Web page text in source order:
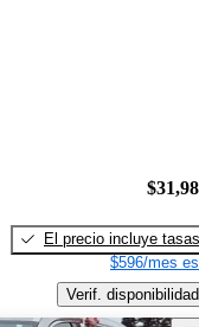
El precio incluye tasas
$596/mes
Verif. disponibilidad